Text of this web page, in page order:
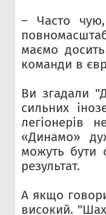
– Часто
маємо
команди в
Ви згадали
сильних
легіонерів
«Динамо»
можуть бути
результат.
А якщо
високий.